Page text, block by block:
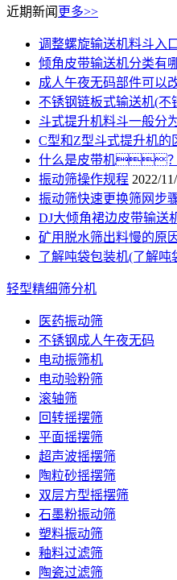
近期新闻 更多>>
调整螺旋输送机料斗入
倾角皮带输送机分类
成人午夜无码部件可以
不锈钢链板式输送机(不
斗式提升机料斗一般分
C型和Z型斗式提升机的
什么是皮带机？
振动筛操作规程 2022/
振动筛快速更换筛网步
DJ大倾角裙边皮带输送
矿用脱水筛出料慢的原
了解吨袋包装机(了解吨
轻型精细筛分机
医药振动筛
不锈钢成人午夜无码
电动振筛机
电动验粉筛
滚轴筛
回转摇摆筛
平面摇摆筛
超声波摇摆筛
陶粒砂摇摆筛
双层方型摇摆筛
石墨粉振动筛
塑料振动筛
釉料过滤筛
陶瓷过滤筛